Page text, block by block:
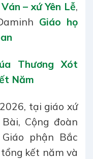
– xứ Yên Lễ,
Giáo họ
Thương Xót
Năm
tại giáo xứ
Cộng đoàn
phận Bắc
kết năm và